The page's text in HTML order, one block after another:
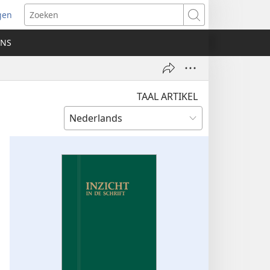
Zoeken
TAAL ARTIKEL